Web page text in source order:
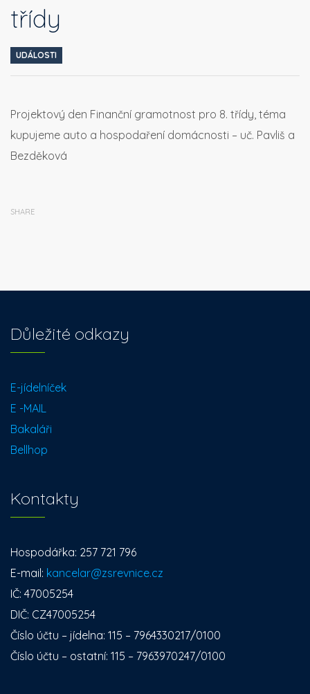
třídy
UDÁLOSTI
Projektový den Finanční gramotnost pro 8. třídy, téma
kupujeme auto a hospodaření domácnosti – uč. Pavliš a
Bezděková
SHARE
Důležité odkazy
E-jídelníček
E -MAIL
Bakaláři
Bellhop
Kontakty
Hospodářka: 257 721 796
E-mail: kancelar@zsrevnice.cz
IČ: 47005254
DIČ: CZ47005254
Číslo účtu – jídelna: 115 – 7964330217/0100
Číslo účtu – ostatní: 115 – 7963970247/0100